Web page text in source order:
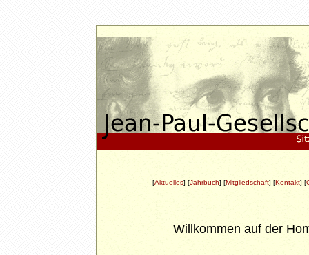
[Aktuelles] [Jahrbuch] [Mitgliedschaft] [Kontakt] [
Willkommen auf der